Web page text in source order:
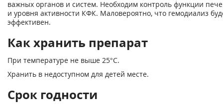
важных органов и систем. Необходим контроль функции
и уровня активности КФК. Маловероятно, что гемодиализ
эффективен.
Как хранить препарат
При температуре не выше 25°С.
Хранить в недоступном для детей месте.
Срок годности